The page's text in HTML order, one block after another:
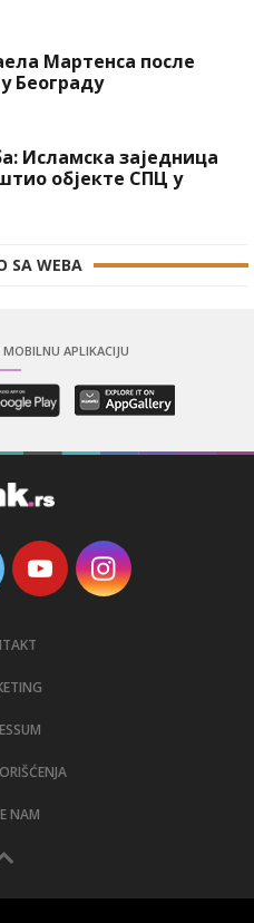
Мартенса после
Београду
Исламска заједница
објекте СПЦ у
SA WEBA
APLIKACIJU
NAM